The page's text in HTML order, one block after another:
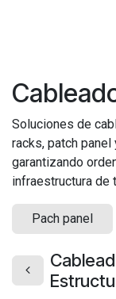
Soluciones de
racks, patch
garantizando
infraestructura de
Pach panel